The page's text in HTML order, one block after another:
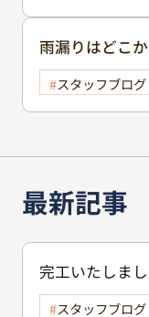
最新記事
完工いたしま
スタッフブログ
雨漏りはどこ
スタッフブログ